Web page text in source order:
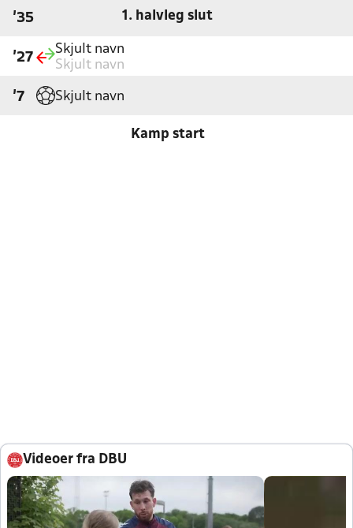
'35 1. halvleg slut
'27
Skjult navn
Skjult navn
'7 Skjult navn
Kamp start
Videoer fra DBU